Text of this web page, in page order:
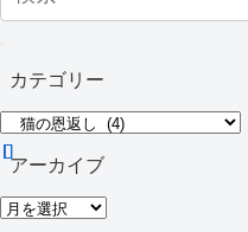
カテゴリー
テ
リ
アーカイブ
ア